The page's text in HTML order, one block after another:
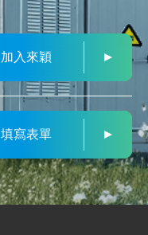
加入來穎
填寫表單